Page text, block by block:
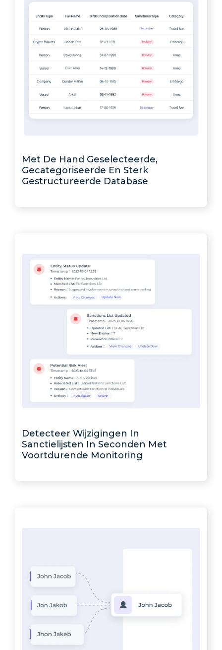
Met De Hand Geselecteerde,
Gecategoriseerde En Sterk
Gestructureerde Database
Detecteer Wijzigingen In
Sanctielijsten In Seconden Met
Voortdurende Monitoring